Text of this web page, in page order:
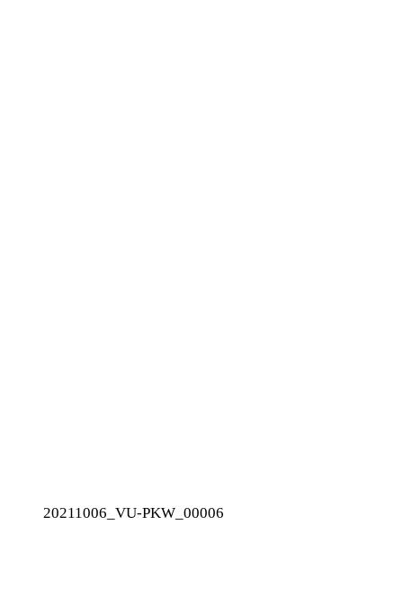
20211006_VU-PKW_00006